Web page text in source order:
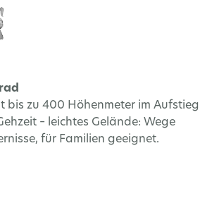
bis zu 400 Höhenmeter im Aufstieg
– leichtes Gelände: Wege
für Familien geeignet.